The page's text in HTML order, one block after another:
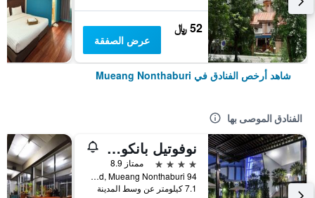
52 ﷼
عرض الصفقة
شاهد أرخص الفنادق في Mueang Nonthaburi
الفنادق الموصى بها
نوفوتيل بانكوك إمباكت
4 نجوم
ممتاز 8.9
94 Popular Road, Mueang Nonthaburi, تايلاند
7.1 كيلومتر عن وسط المدينة